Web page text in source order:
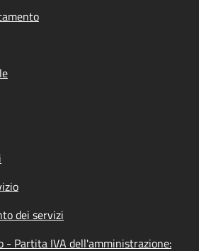
dei servizi
- Partita IVA dell'amministrazione: